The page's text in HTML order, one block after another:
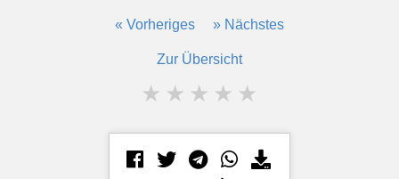
« Vorheriges » Nächstes
Zur Übersicht
★ ★ ★ ★ ★